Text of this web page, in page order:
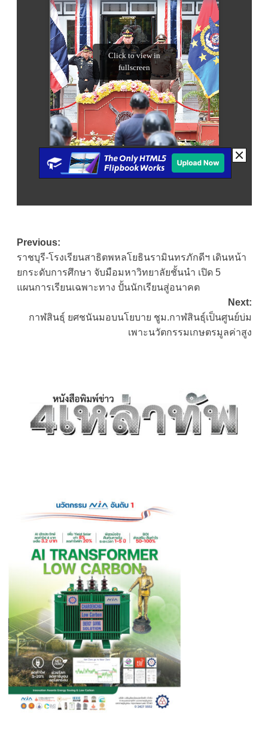
Post
navigation
Previous:
ราชบุรี-โรงเรียนสาธิตพหลโยธินรามินทรภักดีฯ เดินหน้า
ยกระดับการศึกษา จับมือมหาวิทยาลัยชั้นนำ เปิด 5
แผนการเรียนเฉพาะทาง ปั้นนักเรียนสู่อนาคต
Next:
กาฬสินธุ์ ยศชนันมอบนโยบาย ชูม.กาฬสินธุ์เป็นศูนย์บ่ม
เพาะนวัตกรรมเกษตรมูลค่าสูง